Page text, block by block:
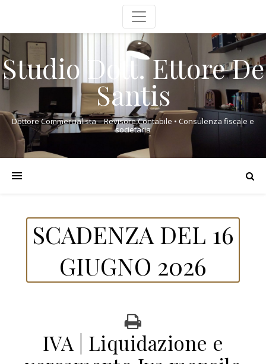
Studio Dott. Ettore De
Santis
Dottore Commercialista – Revisore Contabile • Consulenza fiscale e
societaria
SCADENZA DEL 16
GIUGNO 2026
IVA | Liquidazione e